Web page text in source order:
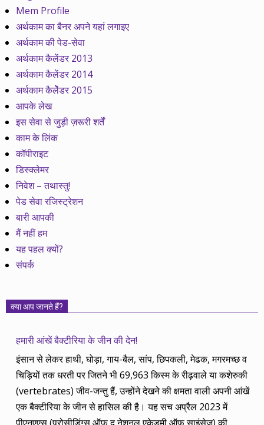
Mem Profile
अर्थकाम का बैनर अपने यहां लगाइए
अर्थकाम की पेड-सेवा
अर्थकाम कैलेंडर 2013
अर्थकाम कैलेंडर 2014
अर्थकाम कैलेेंडर 2015
आपके लेख
इस सेवा से जुड़ी ज़रूरी शर्तें
काम के लिंक
कॉपीराइट
डिस्क्लेमर
निवेश – तथास्तु!
पेड सेवा रजिस्ट्रेशन
बारी आपकी
मैं नहीं हम
यह पहल क्यों?
संपर्क
क्या आप जानते हैं?
हमारी आंखें बैक्टीरिया के जीन की देन!
इंसान से लेकर हाथी, घोड़ा, गाय-बैल, सांप, छिपकली, मेढक, मगरमच्छ व
चिड़ियों तक धरती पर जितने भी 69,963 किस्म के रीढ़वाले या कशेरुकी
(vertebrates) जीव-जन्तु हैं, उन्होंने देखने की क्षमता वाली अपनी आंखें
एक बैक्टीरिया के जीन से हासिल की है। यह सच अप्रैल 2023 में